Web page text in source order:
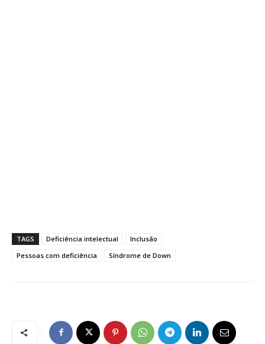
TAGS Deficiência intelectual
Inclusão
Pessoas com deficiência
Síndrome de Down